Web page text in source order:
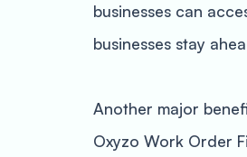
businesses can
businesses stay
Another major
Oxyzo Work Order